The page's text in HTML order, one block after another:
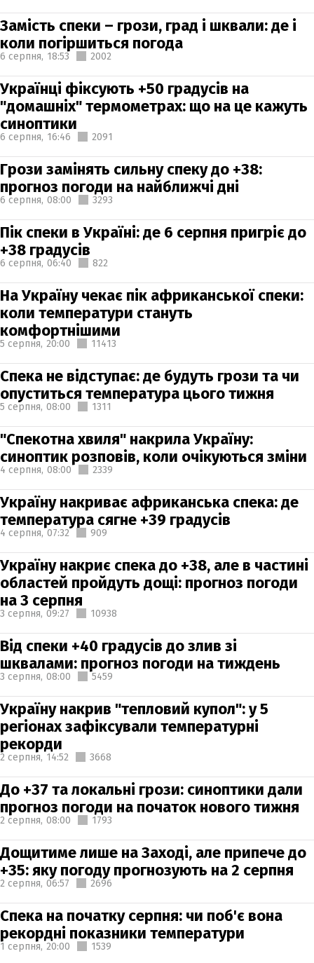
Замість спеки – грози, град і шквали: де і
коли погіршиться погода
6 серпня, 18:53 2002
Українці фіксують +50 градусів на
"домашніх" термометрах: що на це кажуть
синоптики
6 серпня, 16:46 2091
Грози замінять сильну спеку до +38:
прогноз погоди на найближчі дні
6 серпня, 08:00 3293
Пік спеки в Україні: де 6 серпня пригріє до
+38 градусів
6 серпня, 06:40 822
На Україну чекає пік африканської спеки:
коли температури стануть
комфортнішими
5 серпня, 20:00 11413
Спека не відступає: де будуть грози та чи
опуститься температура цього тижня
5 серпня, 08:00 1311
"Спекотна хвиля" накрила Україну:
синоптик розповів, коли очікуються зміни
4 серпня, 08:00 2339
Україну накриває африканська спека: де
температура сягне +39 градусів
4 серпня, 07:32 909
Україну накриє спека до +38, але в частині
областей пройдуть дощі: прогноз погоди
на 3 серпня
3 серпня, 09:27 10938
Від спеки +40 градусів до злив зі
шквалами: прогноз погоди на тиждень
3 серпня, 08:00 5459
Україну накрив "тепловий купол": у 5
регіонах зафіксували температурні
рекорди
2 серпня, 14:52 3668
До +37 та локальні грози: синоптики дали
прогноз погоди на початок нового тижня
2 серпня, 08:00 1793
Дощитиме лише на Заході, але припече до
+35: яку погоду прогнозують на 2 серпня
2 серпня, 06:57 2696
Спека на початку серпня: чи поб'є вона
рекордні показники температури
1 серпня, 20:00 1539